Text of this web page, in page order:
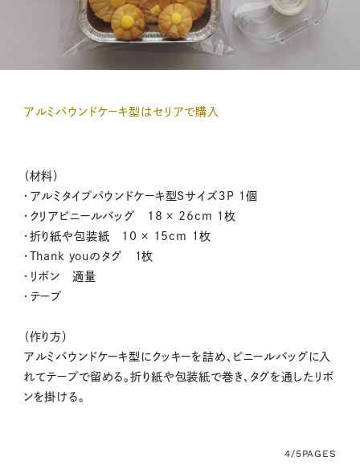
アルミパウンドケーキ型はセリアで購入
（材料）
・アルミタイプパウンドケーキ型Sサイズ３P １個
・クリアビニールバッグ 18 × 26cm １枚
・折り紙や包装紙 10 × 15cm １枚
・Thank youのタグ １枚
・リボン 適量
・テープ
（作り方）
アルミパウンドケーキ型にクッキーを詰め、ビニールバッグに入
れてテープで留める。折り紙や包装紙で巻き、タグを通したリボ
ンを掛ける。
4/5PAGES